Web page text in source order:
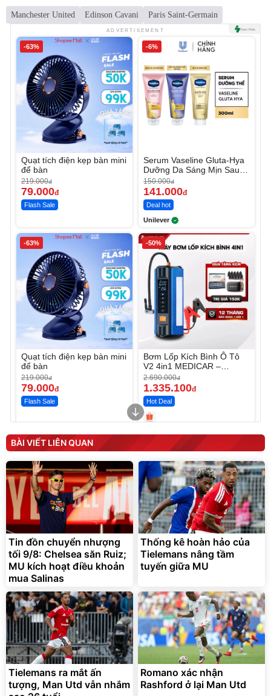
Manchester United Edinson Cavani Paris Saint-Germain
ADVERTISEMENT
-63%
Quạt tích điện kẹp bàn mini
để bàn
219.000đ
79.000đ
Flash Sale
-6%
Serum Vaseline Gluta-Hya
Dưỡng Da Sáng Mịn Sau 7
Ngày
150.000đ
141.000đ
Deal hot
Unilever
-63%
Quạt tích điện kẹp bàn mini
để bàn
219.000đ
79.000đ
Flash Sale
-50%
Bơm Lốp Kích Bình Ô Tô
V2 4in1 MEDICAR –
12.000mAh
2.690.000đ
1.335.100đ
Hot Deal
Máy ép chậm trái cây
Elmich JEE 1855OL
3.000.000đ
2.143.650đ
Flash Sale
Máy rửa xe cầm tay xịt rửa
cao áp có tạo bọt tuyết
399.000đ
Đã bán nhiều
Bạt phủ xe ô tô cao cấp,
tráng nhôm 03 lớp
392.000đ
325.000đ
Đã bán nhiều
Xe đạp điện trợ lực G-
Force C14 gấp gọn bỏ cốp
tiện lợi
9.900.000đ
7.092.000
Đang xem nhiều
G-FORCE VIETNA
BÀI VIẾT LIÊN QUAN
Tin đồn chuyển nhượng
tối 9/8: Chelsea săn Ruiz;
MU kích hoạt điều khoản
mua Salinas
Thống kê hoàn hảo của
Tielemans nâng tầm
tuyến giữa MU
Tielemans ra mắt ấn
tượng, Man Utd vẫn nhắm
Romano xác nhận
Rashford ở lại Man Utd